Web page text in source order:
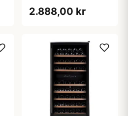
2.888,00 kr